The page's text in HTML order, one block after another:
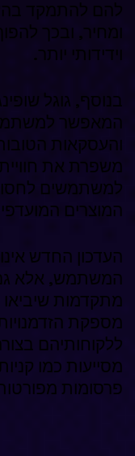
להם להתמקד
ומחיר, ובכך
וידידותי יותר.
בנוסף, גוגל
המאפשר
והעסקאות
משפרת את
למשתמשים
המוצרים
העדכון החדש
המשתמש, אלא גם
מתקדמות שיביאו
מספקת
ללקוחותיהם
פרסומות